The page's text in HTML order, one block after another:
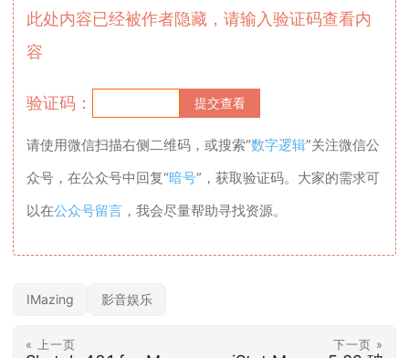
此处内容已经被作者隐藏，请输入验证码查看内
容
验证码：
请使用微信扫描右侧二维码，或搜索“数字逻辑”关注微信公
众号，在公众号中回复“暗号”，获取验证码。大家的需求可
以在公众号留言 ，我会尽量帮助寻找资源。
IMazing 影音娱乐
« 上一页 下一页 »